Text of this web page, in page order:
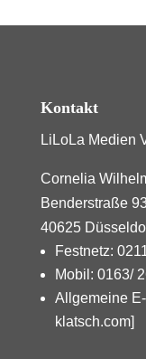
Kontakt
LiLoLa Medien
Cornelia
Benderstraße
40625
Festnetz:
Mobil: 0163/
Allgemeine E-
klatsch.com]